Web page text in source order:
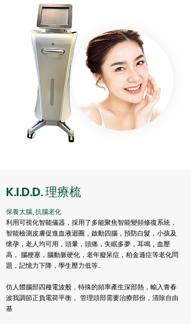
K.I.D.D. 理療梳
保養大腦, 抗腦老化
利用可視化智能儀器，採用了多能聚焦智能變頻修復系統，
智能檢測皮膚促進血液迴圈，啟動四腦，預防白髮，小孩及
懷孕，老人均可用，頭暈，頭痛，失眠多夢，耳鳴，血壓
高， 腦梗塞，腦動脈硬化，老年癡呆症，柏金遜症等老化問
題，記憶力下降，學生壓力低等..
仿人體腦部四種電波般，特殊的頻率產生深部熱，輸入青春
波我調節正負電荷平衡， 管理頭部需要治療部份，清除自由
基